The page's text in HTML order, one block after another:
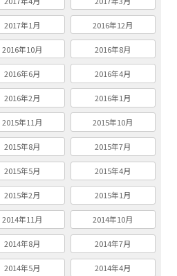
2017年1月 2016年12月
2016年10月 2016年8月
2016年6月 2016年4月
2016年2月 2016年1月
2015年11月 2015年10月
2015年8月 2015年7月
2015年5月 2015年4月
2015年2月 2015年1月
2014年11月 2014年10月
2014年8月 2014年7月
2014年5月 2014年4月